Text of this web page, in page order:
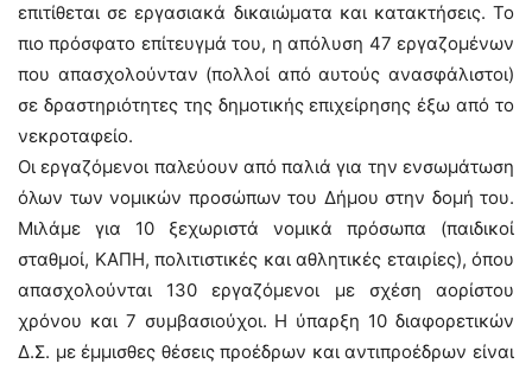
επιτίθεται σε εργασιακά δικαιώματα και κατακτήσεις. Το
πιο πρόσφατο επίτευγμά του, η απόλυση 47 εργαζομένων
που απασχολούνταν (πολλοί από αυτούς ανασφάλιστοι)
σε δραστηριότητες της δημοτικής επιχείρησης έξω από το
νεκροταφείο.
Οι εργαζόμενοι παλεύουν από παλιά για την ενσωμάτωση
όλων των νομικών προσώπων του Δήμου στην δομή του.
Μιλάμε για 10 ξεχωριστά νομικά πρόσωπα (παιδικοί
σταθμοί, ΚΑΠΗ, πολιτιστικές και αθλητικές εταιρίες), όπου
απασχολούνται 130 εργαζόμενοι με σχέση αορίστου
χρόνου και 7 συμβασιούχοι. Η ύπαρξη 10 διαφορετικών
Δ.Σ. με έμμισθες θέσεις προέδρων και αντιπροέδρων είναι